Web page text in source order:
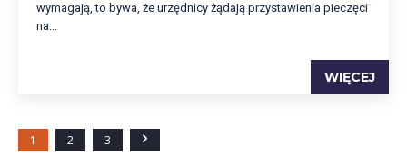
wymagają, to bywa, że urzędnicy żądają przystawienia pieczęci
na...
WIĘCEJ
1 2 3